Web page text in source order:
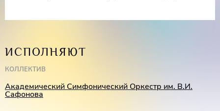
ИСПОЛНЯЮТ
КОЛЛЕКТИВ
Академический Симфонический Оркестр им. В.И.
Сафонова